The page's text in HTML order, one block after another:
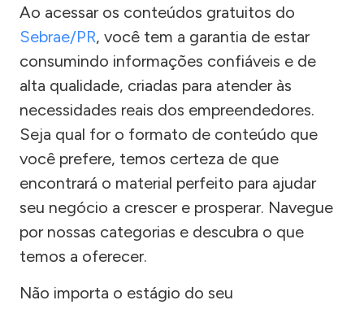
Ao acessar os conteúdos gratuitos do
Sebrae/PR, você tem a garantia de estar
consumindo informações confiáveis e de
alta qualidade, criadas para atender às
necessidades reais dos empreendedores.
Seja qual for o formato de conteúdo que
você prefere, temos certeza de que
encontrará o material perfeito para ajudar
seu negócio a crescer e prosperar. Navegue
por nossas categorias e descubra o que
temos a oferecer.
Não importa o estágio do seu